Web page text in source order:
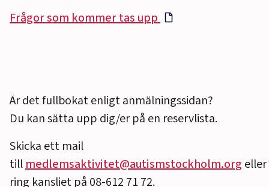
Frågor som kommer tas upp
Är det fullbokat enligt anmälningssidan?
Du kan sätta upp dig/er på en reservlista.
Skicka ett mail
tillmedlemsaktivitet@autismstockholm.org eller
ring kansliet på 08-612 71 72.